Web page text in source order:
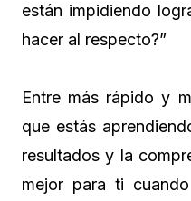
están impidiendo
hacer al respecto?”
Entre más rápido y
que estás
resultados y la
mejor para ti